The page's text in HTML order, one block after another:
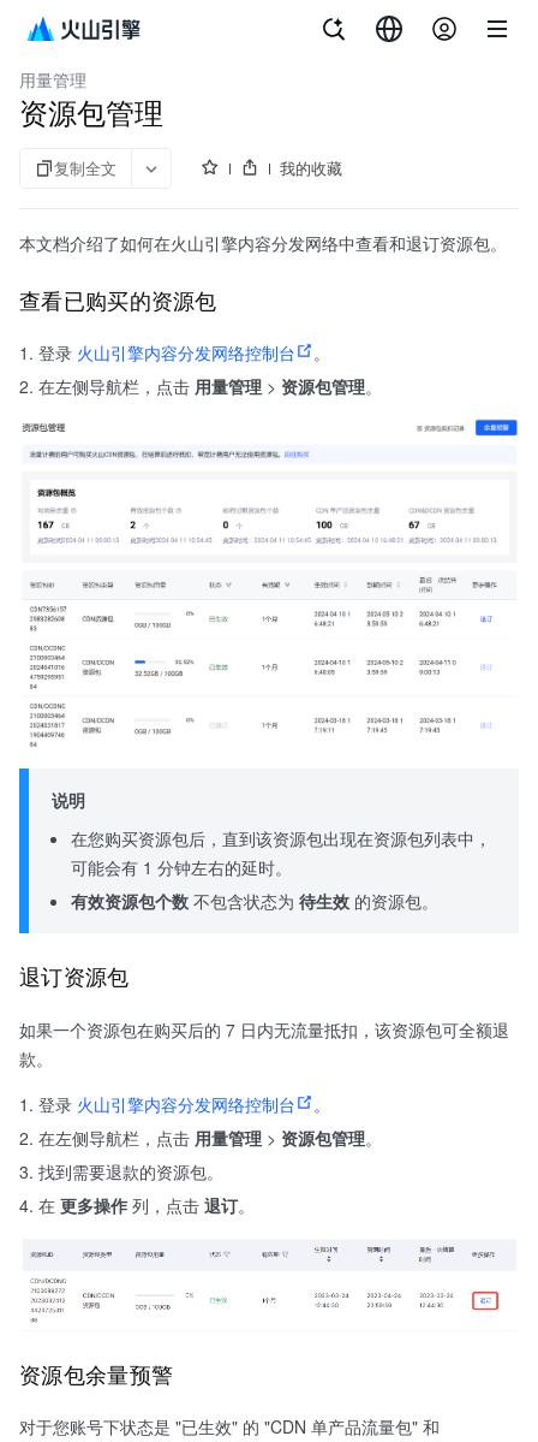
内容分发网络
用量管理
资源包管理
复制全文 我的收藏
本文档介绍了如何在火山引擎内容分发网络中查看和退订资源包。
查看已购买的资源包
登录 火山引擎内容分发网络控制台
。
在左侧导航栏，点击 用量管理 > 资源包管理。
说明
在您购买资源包后，直到该资源包出现在资源包列表中，
可能会有 1 分钟左右的延时。
有效资源包个数 不包含状态为待生效 的资源包。
退订资源包
如果一个资源包在购买后的 7 日内无流量抵扣，该资源包可全额退
款。
登录 火山引擎内容分发网络控制台
。
在左侧导航栏，点击 用量管理 > 资源包管理。
找到需要退款的资源包。
在 更多操作 列，点击 退订。
资源包余量预警
对于您账号下状态是 "已生效" 的 "CDN 单产品流量包" 和